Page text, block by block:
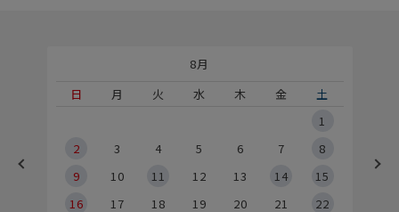
8月
日
月 火 水 木 金
土
1
2
3 4 5 6 7
8
9
10 11 12 13 14
15
16
17 18 19 20 21
22